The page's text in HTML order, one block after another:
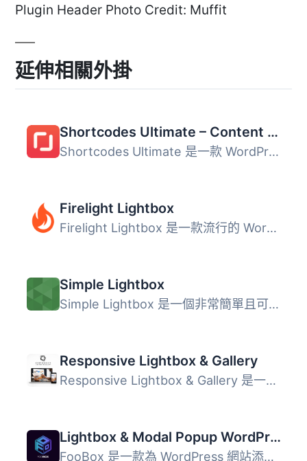
Plugin Header Photo Credit: Muffit
延伸相關外掛
Shortcodes Ultimate – Content Elements
Shortcodes Ultimate 是一款 WordPress 外掛，提供超過 50 種...
Firelight Lightbox
Firelight Lightbox 是一款流行的 WordPress 外掛，能為網站...
Simple Lightbox
Simple Lightbox 是一個非常簡單且可自定義的燈箱，在您的 Wo...
Responsive Lightbox & Gallery
Responsive Lightbox & Gallery 是一款功能強大的 WordPr...
Lightbox & Modal Popup WordPress Plugin – FooBox
FooBox 是一款為 WordPress 網站添加輕盒效果的外掛，能夠在...